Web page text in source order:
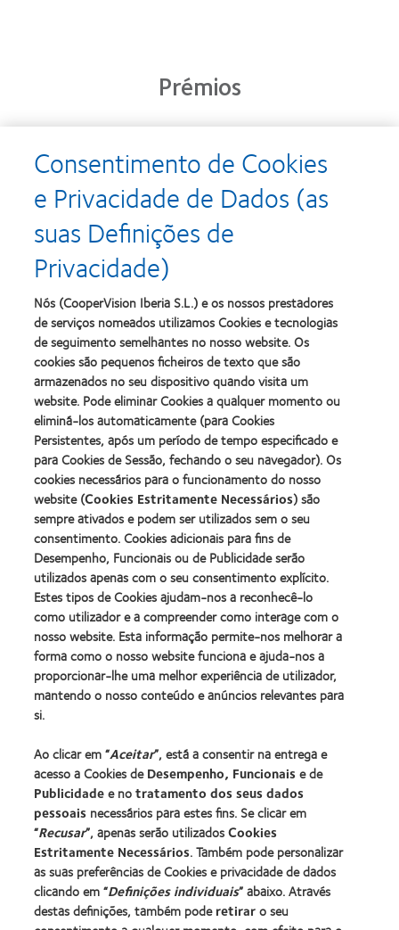
Prémios
Learn
more
about
Prémio
Silmo
d’Or
para
o
melhor
produto
com
MyDay™
(2013)
Learn
more
about
Produto
do
Ano
Contacto
(2013)
Learn
about
2012
&
2010
Melhores
Empresas
para
Líderes
(2012)
about
2011
Best
Factory
Awards
(2011)
Learn
more
about
ODMA
2011
(2011)
Learn
more
about
2012
Manufacturing
Leadership
100
(ML
100)
Award
(2012)
Learn
more
about
2012
REBRAND
100®
Global
Award
(2012)
Learn
more
about
Prémio
da
Industria
da
BCLA
Os nossos produtos
Tecnologia de lentes de contacto
Encontre as suas lentes
Procurar um centro
Lentes de contacto e a visão
Novo utilizador
Utilizador experiente
Blog
Sobre a CooperVision
Consentimento de Cookies
e Privacidade de Dados (as
suas Definições de
Privacidade)
Nós (CooperVision Iberia S.L.) e os nossos prestadores
de serviços nomeados utilizamos Cookies e tecnologias
de seguimento semelhantes no nosso website. Os
cookies são pequenos ficheiros de texto que são
armazenados no seu dispositivo quando visita um
website. Pode eliminar Cookies a qualquer momento ou
eliminá-los automaticamente (para Cookies
Persistentes, após um período de tempo especificado e
para Cookies de Sessão, fechando o seu navegador). Os
cookies necessários para o funcionamento do nosso
website (Cookies Estritamente Necessários) são
sempre ativados e podem ser utilizados sem o seu
consentimento. Cookies adicionais para fins de
Desempenho, Funcionais ou de Publicidade serão
utilizados apenas com o seu consentimento explícito.
Estes tipos de Cookies ajudam-nos a reconhecê-lo
como utilizador e a compreender como interage com o
nosso website. Esta informação permite-nos melhorar a
forma como o nosso website funciona e ajuda-nos a
proporcionar-lhe uma melhor experiência de utilizador,
mantendo o nosso conteúdo e anúncios relevantes para
si.
Ao clicar em “Aceitar”, está a consentir na entrega e
acesso a Cookies deDesempenho, Funcionaise de
Publicidadee notratamento dos seus dados
pessoais necessários para estes fins. Se clicar em
“Recusar”, apenas serão utilizadosCookies
Estritamente Necessários. Também pode personalizar
as suas preferências de Cookies e privacidade de dados
clicando em “Definições individuais” abaixo. Através
destas definições, também poderetiraro seu